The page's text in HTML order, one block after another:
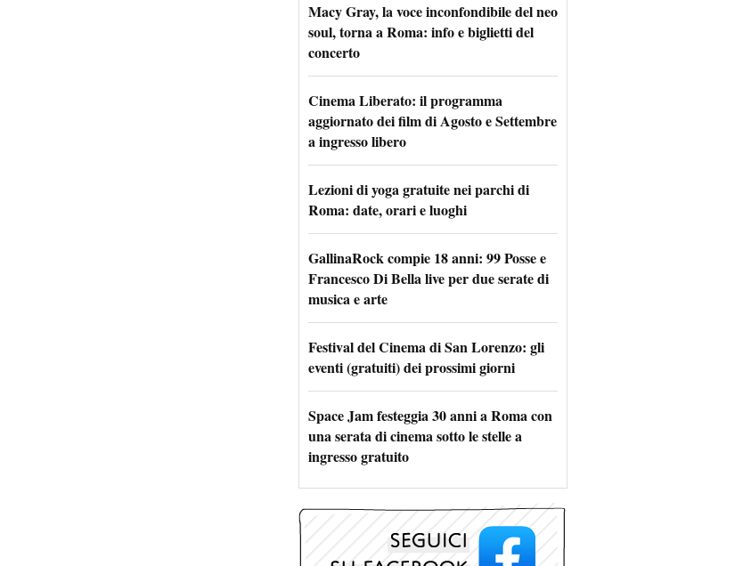
Macy Gray, la voce inconfondibile del neo
soul, torna a Roma: info e biglietti del
concerto
Cinema Liberato: il programma
aggiornato dei film di Agosto e Settembre
a ingresso libero
Lezioni di yoga gratuite nei parchi di
Roma: date, orari e luoghi
GallinaRock compie 18 anni: 99 Posse e
Francesco Di Bella live per due serate di
musica e arte
Festival del Cinema di San Lorenzo: gli
eventi (gratuiti) dei prossimi giorni
Space Jam festeggia 30 anni a Roma con
una serata di cinema sotto le stelle a
ingresso gratuito